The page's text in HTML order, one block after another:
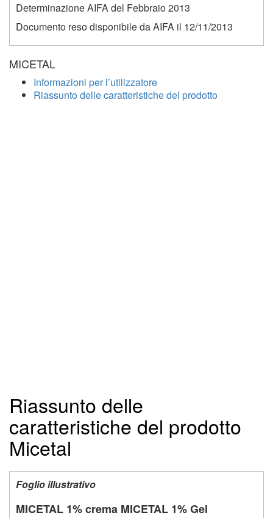
Determinazione AIFA del Febbraio 2013
Documento reso disponibile da AIFA il 12/11/2013
MICETAL
Informazioni per l’utilizzatore
Riassunto delle caratteristiche del prodotto
Riassunto delle
caratteristiche del prodotto
Micetal
Foglio illustrativo
MICETAL 1% crema MICETAL 1% Gel